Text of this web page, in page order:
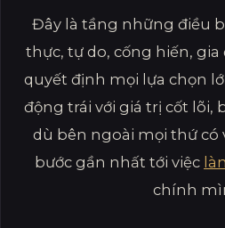
Đây là tầng những điều
thực, tự do, cống hiến, gia
quyết định mọi lựa chọn
động trái với giá trị cốt lõi,
dù bên ngoài mọi thứ có
bước gần nhất tới việc
chính